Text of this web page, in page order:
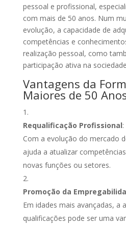
pessoal e profissional,
com mais de 50 anos. Num
evolução, a capacidade de
competências e
realização pessoal, como
participação ativa na
Vantagens da
Maiores de 50
Requalificação Profissional:
Com a evolução do mercado
ajuda a atualizar
novas funções ou setores.
Promoção da
Em idades mais avançadas, a
qualificações pode ser uma